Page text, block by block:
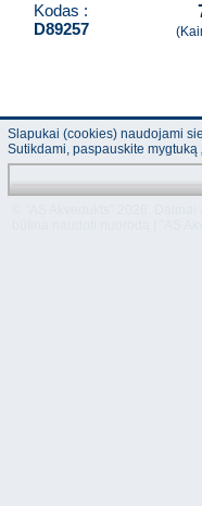
Kodas :
D89257
Slapukai (cookies) naudojami
Sutikdami, paspauskite mygtuką